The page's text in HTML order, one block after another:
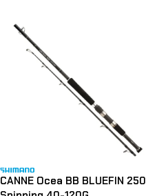
CANNE Ocea BB BLUEFIN 250